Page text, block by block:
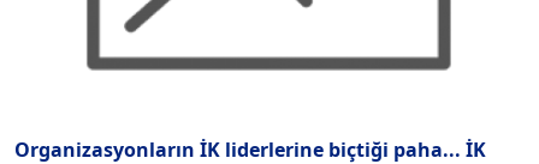
Organizasyonların İK liderlerine biçtiği paha... İK